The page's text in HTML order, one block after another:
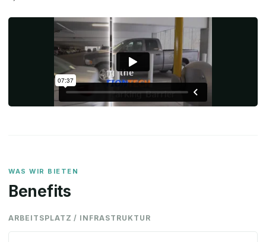
WAS WIR BIETEN
Benefits
ARBEITSPLATZ / INFRASTRUKTUR